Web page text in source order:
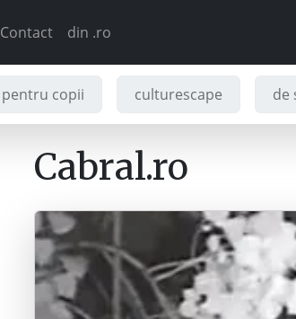
Contact din .ro
pentru copii culturescape de
Cabral.ro